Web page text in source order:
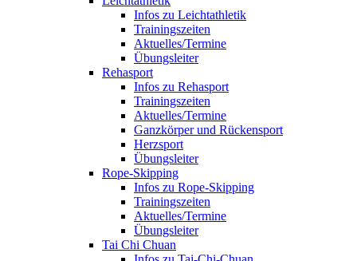
Infos zu Leichtathletik
Trainingszeiten
Aktuelles/Termine
Übungsleiter
Rehasport
Infos zu Rehasport
Trainingszeiten
Aktuelles/Termine
Ganzkörper und Rückensport
Herzsport
Übungsleiter
Rope-Skipping
Infos zu Rope-Skipping
Trainingszeiten
Aktuelles/Termine
Übungsleiter
Tai Chi Chuan